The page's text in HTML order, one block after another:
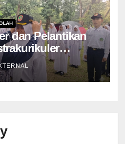
dan Pelantikan
39 Jakarta
Berlangsung
Perkemahan